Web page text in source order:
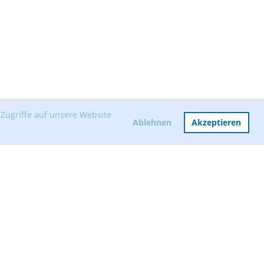
auf unsere Website
Ablehnen Akzeptieren